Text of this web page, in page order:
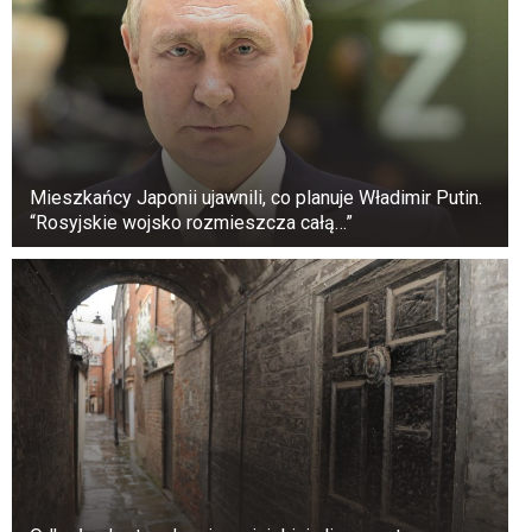
jest bezpieczne, zanim położysz się spać.
Mieszkańcy Japonii ujawnili, co planuje Władimir Putin.
“Rosyjskie wojsko rozmieszcza całą…”